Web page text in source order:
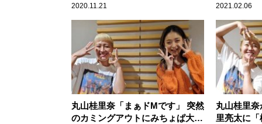
明かす
2020.11.21 2021.02.06
丸山桂里奈「まぁドMです」 突然
のカミングアウトにみちょぱ大笑
丸山桂里
里亮太に